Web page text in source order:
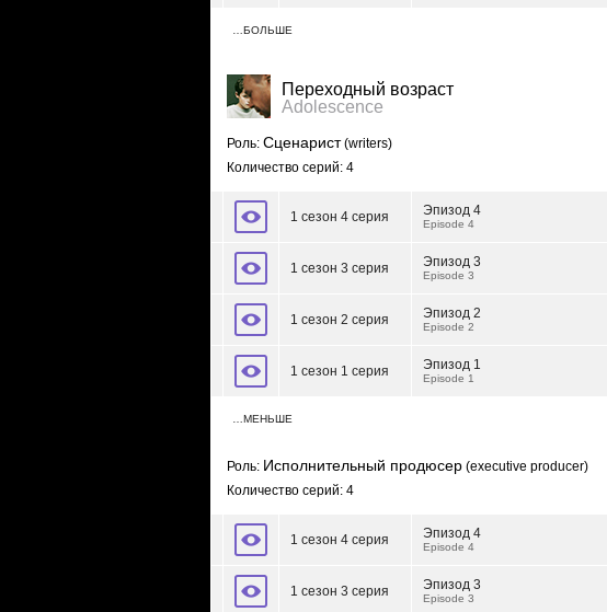
…БОЛЬШЕ
Переходный возраст
Adolescence
Роль: Сценарист(writers)
Количество серий: 4
1 сезон 4 серия Эпизод 4
Episode 4
1 сезон 3 серия Эпизод 3
Episode 3
1 сезон 2 серия Эпизод 2
Episode 2
1 сезон 1 серия Эпизод 1
Episode 1
…МЕНЬШЕ
Роль: Исполнительный продюсер (executive producer)
Количество серий: 4
1 сезон 4 серия Эпизод 4
Episode 4
1 сезон 3 серия Эпизод 3
Episode 3